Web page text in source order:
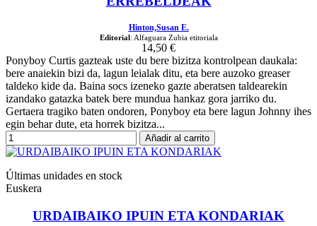
Hinton,Susan E.
Editorial: Alfaguara Zubia etitoriala
14,50 €
Ponyboy Curtis gazteak uste du bere bizitza kontrolpean daukala:
bere anaiekin bizi da, lagun leialak ditu, eta bere auzoko greaser
taldeko kide da. Baina socs izeneko gazte aberatsen taldearekin
izandako gatazka batek bere mundua hankaz gora jarriko du.
Gertaera tragiko baten ondoren, Ponyboy eta bere lagun Johnny ihes
egin behar dute, eta horrek bizitza...
Añadir al carrito
Últimas unidades en stock
Euskera
URDAIBAIKO IPUIN ETA KONDARIAK